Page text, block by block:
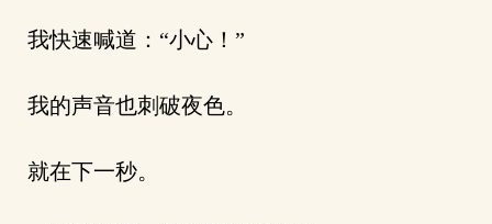
我快速喊道：“小心！”
我的声音也刺破夜色。
就在下一秒。